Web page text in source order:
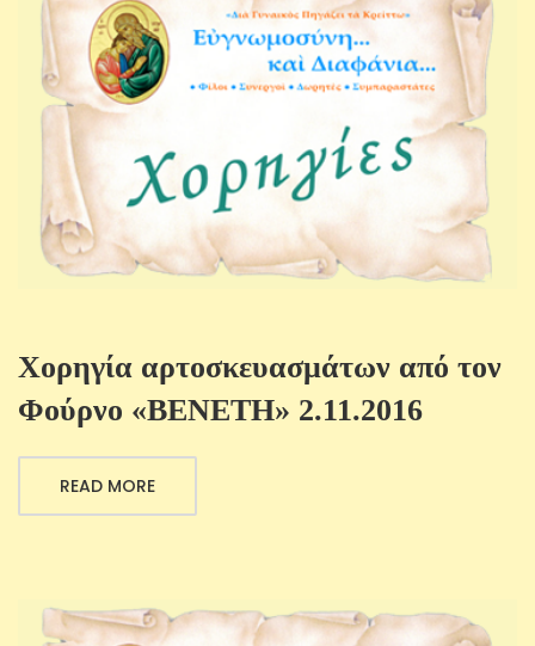
Χορηγία αρτοσκευασμάτων από τον
Φούρνο «ΒΕΝΕΤΗ» 2.11.2016
READ MORE